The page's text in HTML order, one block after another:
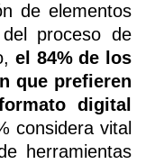
de elementos
proceso de
el 84% de los
que prefieren
digital
considera vital
herramientas